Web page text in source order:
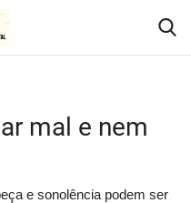
mal e nem
e sonolência podem ser